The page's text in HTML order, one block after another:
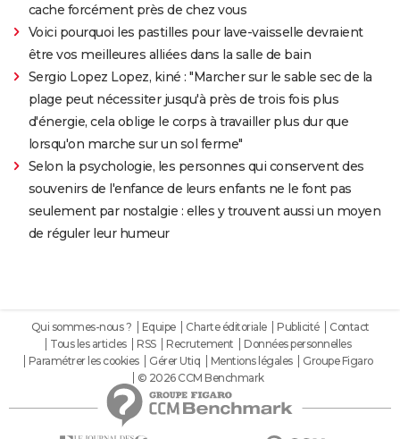
cache forcément près de chez vous
Voici pourquoi les pastilles pour lave-vaisselle devraient
être vos meilleures alliées dans la salle de bain
Sergio Lopez Lopez, kiné : "Marcher sur le sable sec de la
plage peut nécessiter jusqu'à près de trois fois plus
d'énergie, cela oblige le corps à travailler plus dur que
lorsqu'on marche sur un sol ferme"
Selon la psychologie, les personnes qui conservent des
souvenirs de l'enfance de leurs enfants ne le font pas
seulement par nostalgie : elles y trouvent aussi un moyen
de réguler leur humeur
Qui sommes-nous ? Equipe Charte éditoriale Publicité
Contact
Tous les articles
RSS Recrutement
Données personnelles
Paramétrer les cookies
Gérer Utiq Mentions légales
Groupe Figaro
© 2026 CCM Benchmark